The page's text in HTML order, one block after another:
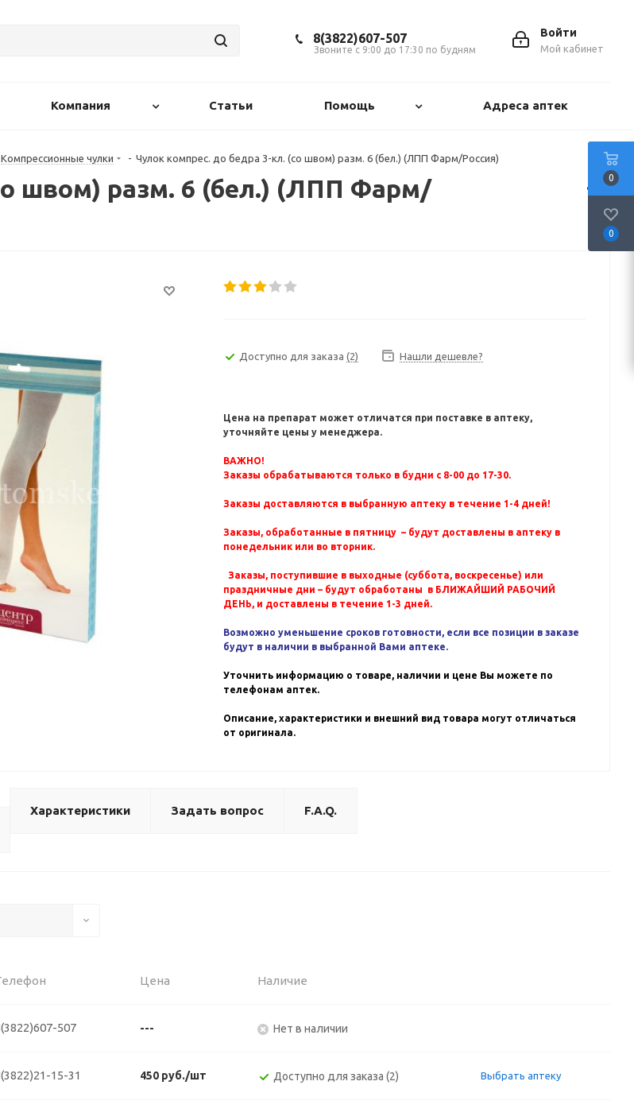
Войти
Мой кабинет
8(3822)607-507
Звоните с 9:00 до 17:30 по будням
Компания Статьи Помощь Адреса аптек
Компрессионные чулки - Чулок компрес. до бедра 3-кл. (со швом) разм. 6 (бел.) (ЛПП Фарм/Россия)
швом) разм. 6 (бел.) (ЛПП Фарм/
Доступно для заказа (2) Нашли дешевле?
Цена на препарат может отличатся при поставке в аптеку,
уточняйте цены у менеджера.
ВАЖНО!
Заказы обрабатываются только в будни с 8-00 до 17-30.
Заказы доставляются в выбранную аптеку в течение 1-4 дней!
Заказы, обработанные в пятницу – будут доставлены в аптеку в
понедельник или во вторник.
Заказы, поступившие в выходные (суббота, воскресенье) или
праздничные дни – будут обработаны в БЛИЖАЙШИЙ РАБОЧИЙ
ДЕНЬ, и доставлены в течение 1-3 дней.
Возможно уменьшение сроков готовности, если все позиции в заказе
будут в наличии в выбранной Вами аптеке.
Уточнить информацию о товаре, наличии и цене Вы можете по
телефонам аптек.
Описание, характеристики и внешний вид товара могут отличаться
от оригинала.
Характеристики Задать вопрос F.A.Q.
Цена Наличие
507 --- Нет в наличии
15-31 450 руб./шт Доступно для заказа (2) Выбрать аптеку
0
0